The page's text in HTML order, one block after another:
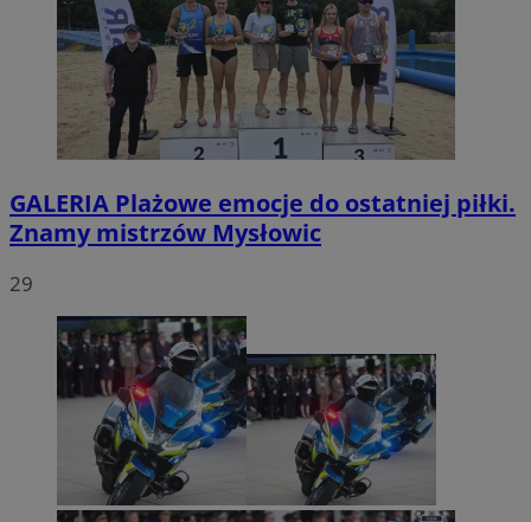
GALERIA Plażowe emocje do ostatniej piłki.
Znamy mistrzów Mysłowic
29